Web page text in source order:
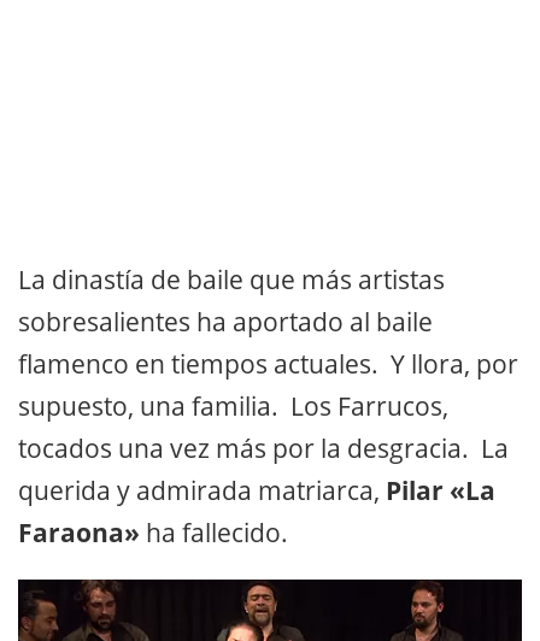
La dinastía de baile que más artistas
sobresalientes ha aportado al baile
flamenco en tiempos actuales. Y llora, por
supuesto, una familia. Los Farrucos,
tocados una vez más por la desgracia. La
querida y admirada matriarca, Pilar «La
Faraona» ha fallecido.